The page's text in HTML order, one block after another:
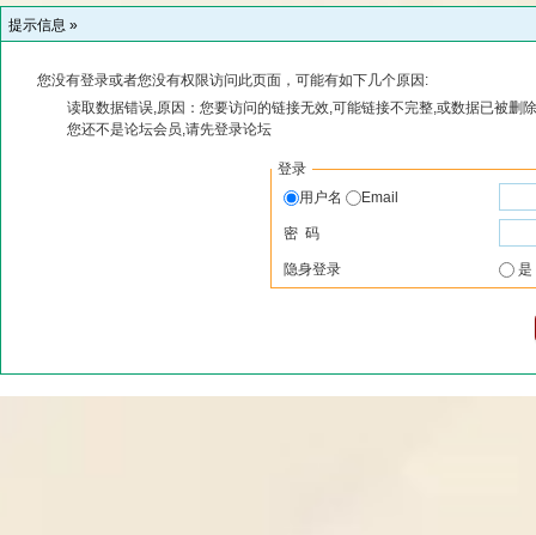
提示信息 »
您没有登录或者您没有权限访问此页面，可能有如下几个原因:
读取数据错误,原因：您要访问的链接无效,可能链接不完整,或数据已被删
您还不是论坛会员,请先登录论坛
登录
用户名
Email
密 码
隐身登录